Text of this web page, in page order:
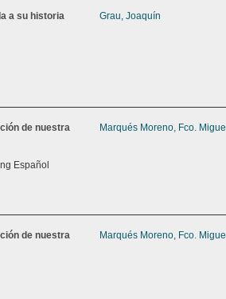
a su historia
Grau, Joaquín
de nuestra
Español
Marqués Moreno, Fco. Miguel
de nuestra
Marqués Moreno, Fco. Miguel